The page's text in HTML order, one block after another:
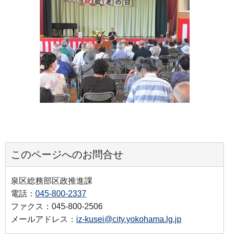
このページへのお問合せ
泉区総務部区政推進課
電話： 045-800-2337
ファクス：045-800-2506
メールアドレス： iz-kusei@city.yokohama.lg.jp